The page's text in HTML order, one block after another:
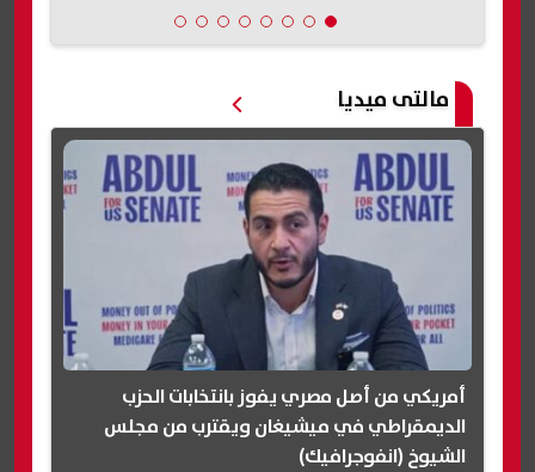
مالتى ميديا
أمريكي من أصل مصري يفوز بانتخابات الحزب
الديمقراطي في ميشيغان ويقترب من مجلس
الشيوخ (انفوجرافيك)